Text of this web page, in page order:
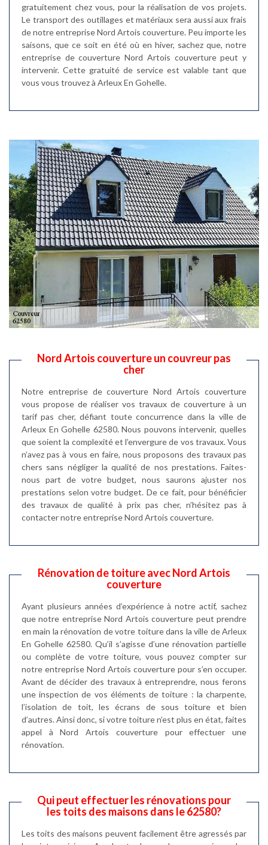
gratuitement chez vous, pour la réalisation de vos projets.
Le transport des outillages et matériaux sera aussi aux frais
de notre entreprise Nord Artois couverture. Peu importe les
saisons, que ce soit en été où en hiver, sachez que, notre
entreprise de couverture Nord Artois couverture peut y
intervenir. Cette gratuité de service est valable tant que
vous vous trouvez à Arleux En Gohelle.
Nord Artois couverture un couvreur pas
cher
Notre entreprise de couverture Nord Artois couverture
vous propose de réaliser vos travaux de couverture à un
tarif pas cher, défiant toute concurrence dans la ville de
Arleux En Gohelle 62580. Nous pouvons intervenir, quelles
que soient la complexité et l’envergure de vos travaux. Vous
n’avez pas à vous en faire, nous proposons des travaux pas
chers sans négliger la qualité de nos prestations. Faites-
nous part de votre budget, nous saurons ajuster nos
prestations selon votre budget. De ce fait, pour bénéficier
des travaux de qualité à prix pas cher, n’hésitez pas à
contacter notre entreprise Nord Artois couverture.
Rénovation de toiture avec Nord Artois
couverture
Ayant plusieurs années d’expérience à notre actif, sachez
que notre entreprise Nord Artois couverture peut prendre
en main la rénovation de votre toiture dans la ville de Arleux
En Gohelle 62580. Qu’il s’agisse d’une rénovation partielle
ou complète de votre toiture, vous pouvez compter sur
notre entreprise Nord Artois couverture pour s’en occuper.
Avant de décider des travaux à entreprendre, nous ferons
une inspection de vos éléments de toiture : la charpente,
l’isolation de toit, les écrans de sous toiture et bien
d’autres. Ainsi donc, si votre toiture n’est plus en état, faites
appel à Nord Artois couverture pour effectuer une
rénovation.
Qui peut effectuer les rénovations pour
les toits des maisons dans le 62580?
Les toits des maisons peuvent facilement être agressés par